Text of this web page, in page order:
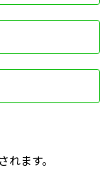
質問
い合せ
ます。